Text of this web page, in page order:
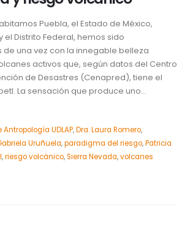
Puebla, el Estado de México,
el Distrito Federal, hemos sido
una vez con la innegable belleza
activos que, según datos del Centro
de Desastres (Cenapred), tiene el
La sensación que produce uno...
UDLAP,Dra. Laura Romero,
Uruñuela,paradigma del riesgo,Patricia
,riesgo volcánico,Sierra Nevada,volcanes